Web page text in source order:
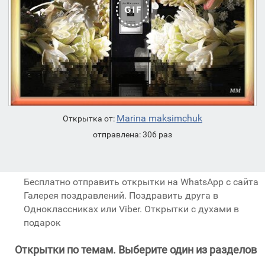
Открытка от: Marina maksimchuk
отправлена: 306 раз
Бесплатно отправить открытки на WhatsApp с сайта
Галерея поздравлений. Поздравить друга в
Одноклассниках или Viber. Открытки с духами в
подарок
Открытки по темам. Выберите один из разделов